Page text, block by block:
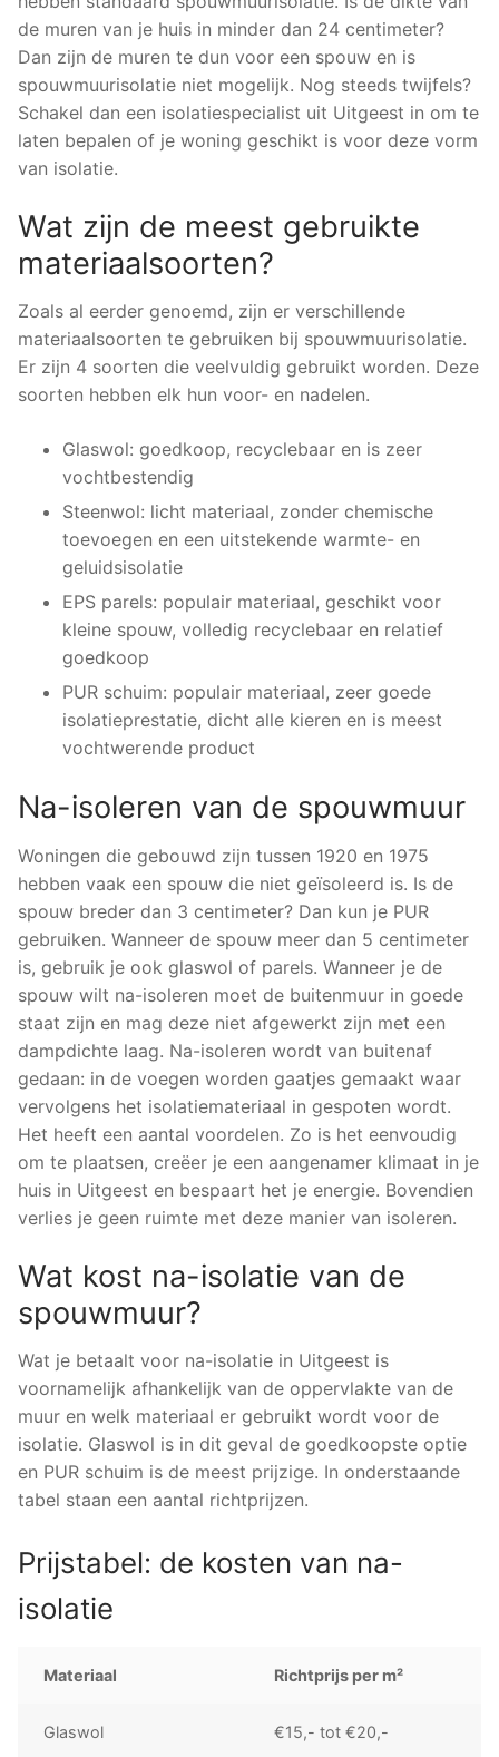
de muren van je huis in minder dan 24 centimeter?
Dan zijn de muren te dun voor een spouw en is
spouwmuurisolatie niet mogelijk. Nog steeds twijfels?
Schakel dan een isolatiespecialist uit Uitgeest in om te
laten bepalen of je woning geschikt is voor deze vorm
van isolatie.
Wat zijn de meest gebruikte
materiaalsoorten?
Zoals al eerder genoemd, zijn er verschillende
materiaalsoorten te gebruiken bij spouwmuurisolatie.
Er zijn 4 soorten die veelvuldig gebruikt worden. Deze
soorten hebben elk hun voor- en nadelen.
Glaswol: goedkoop, recyclebaar en is zeer
vochtbestendig
Steenwol: licht materiaal, zonder chemische
toevoegen en een uitstekende warmte- en
geluidsisolatie
EPS parels: populair materiaal, geschikt voor
kleine spouw, volledig recyclebaar en relatief
goedkoop
PUR schuim: populair materiaal, zeer goede
isolatieprestatie, dicht alle kieren en is meest
vochtwerende product
Na-isoleren van de spouwmuur
Woningen die gebouwd zijn tussen 1920 en 1975
hebben vaak een spouw die niet geïsoleerd is. Is de
spouw breder dan 3 centimeter? Dan kun je PUR
gebruiken. Wanneer de spouw meer dan 5 centimeter
is, gebruik je ook glaswol of parels. Wanneer je de
spouw wilt na-isoleren moet de buitenmuur in goede
staat zijn en mag deze niet afgewerkt zijn met een
dampdichte laag. Na-isoleren wordt van buitenaf
gedaan: in de voegen worden gaatjes gemaakt waar
vervolgens het isolatiemateriaal in gespoten wordt.
Het heeft een aantal voordelen. Zo is het eenvoudig
om te plaatsen, creëer je een aangenamer klimaat in je
huis in Uitgeest en bespaart het je energie. Bovendien
verlies je geen ruimte met deze manier van isoleren.
Wat kost na-isolatie van de
spouwmuur?
Wat je betaalt voor na-isolatie in Uitgeest is
voornamelijk afhankelijk van de oppervlakte van de
muur en welk materiaal er gebruikt wordt voor de
isolatie. Glaswol is in dit geval de goedkoopste optie
en PUR schuim is de meest prijzige. In onderstaande
tabel staan een aantal richtprijzen.
Prijstabel: de kosten van na-
isolatie
Materiaal Richtprijs per m²
Glaswol €15,- tot €20,-